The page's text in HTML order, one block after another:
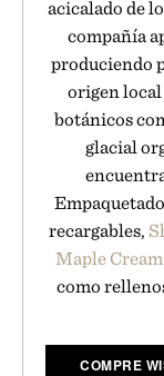
acicalado de
compañía
produciendo
origen
botánicos
glacial
recargables,
Maple
como
COMPRE